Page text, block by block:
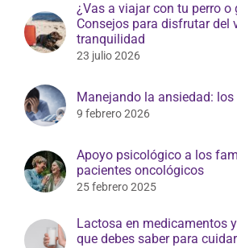
¿Vas a viajar con tu perro o
Consejos para disfrutar del
tranquilidad
23 julio 2026
Manejando la ansiedad:
9 febrero 2026
Apoyo psicológico a los
pacientes oncológicos
25 febrero 2025
Lactosa en medicamentos
que debes saber para